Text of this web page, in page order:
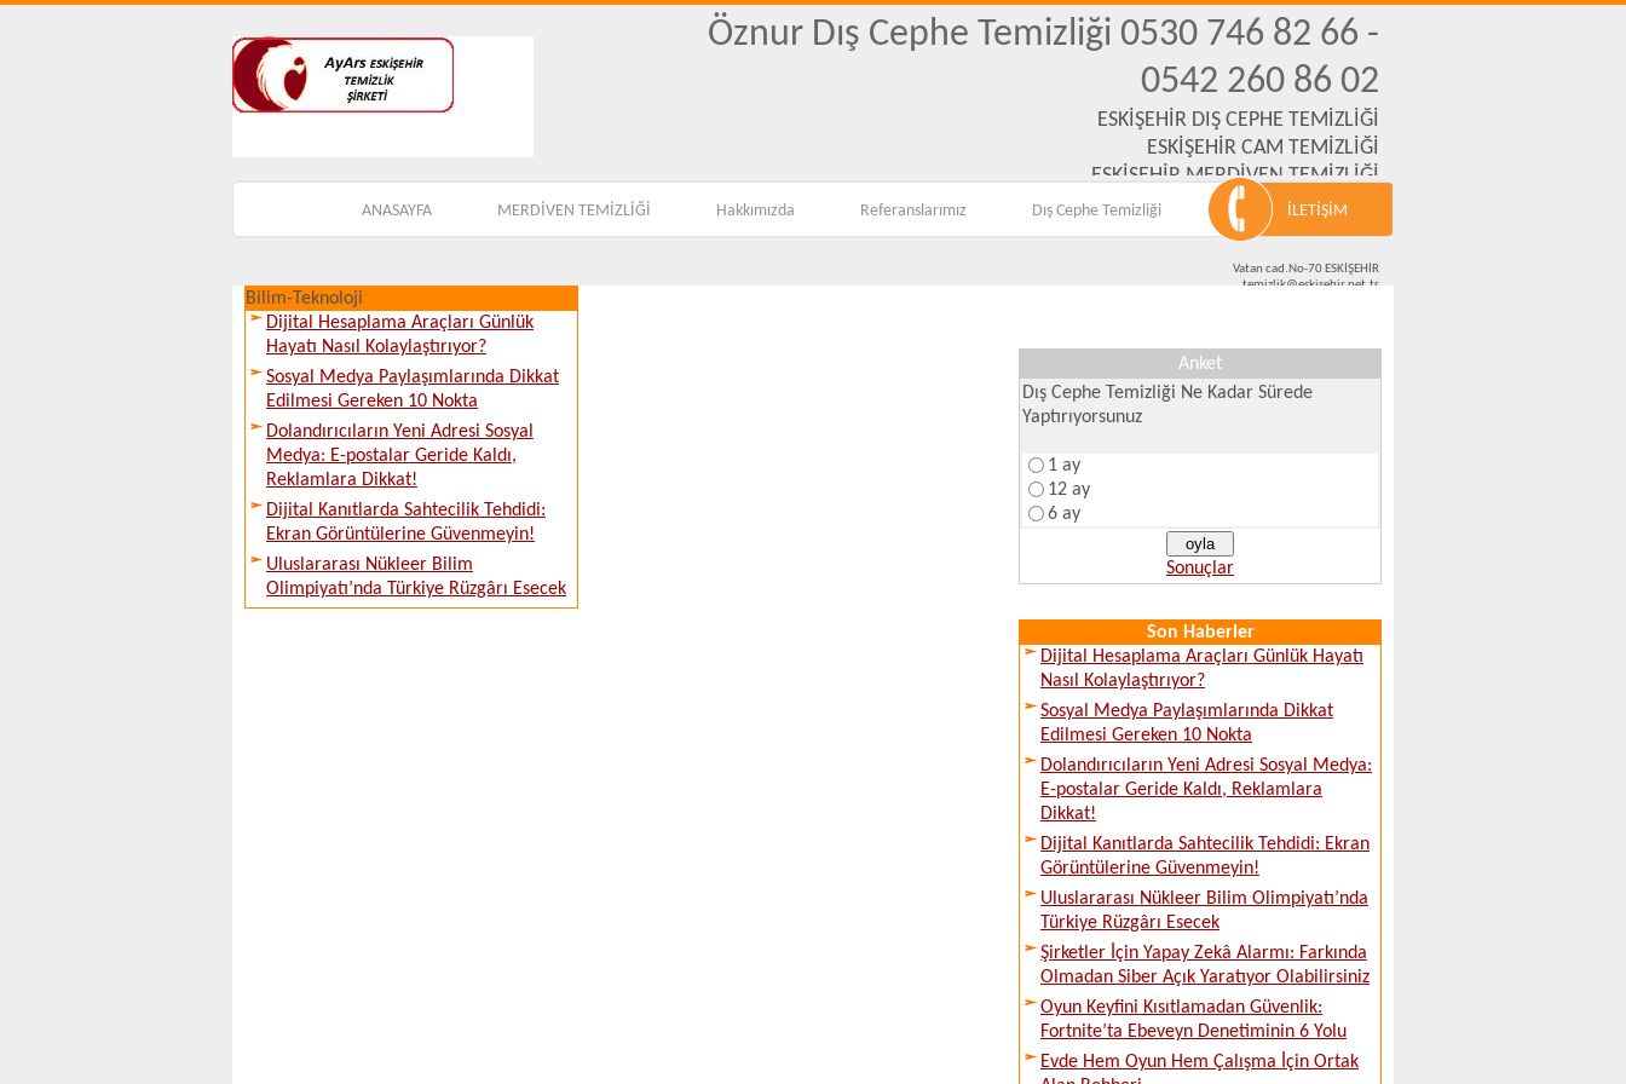
Öznur Dış Cephe Temizliği 0530 746 82 66 -
0542 260 86 02
ESKİŞEHİR DIŞ CEPHE TEMİZLİĞİ
ESKİŞEHİR CAM TEMİZLİĞİ
ESKİŞEHİR MERDİVEN TEMİZLİĞİ
KOLTUK YIKAMA,EV,İNŞAAT,OFİS,OKUL TEMİZLİKLERİ
Vatan cad.No-70 ESKİŞEHİR
temizlik@eskisehir.net.tr
ANASAYFA MERDİVEN TEMİZLİĞİ Hakkımızda Referanslarımız Dış Cephe Temizliği İLETİŞİM
Bilim-Teknoloji
Dijital Hesaplama Araçları Günlük
Hayatı Nasıl Kolaylaştırıyor?
Sosyal Medya Paylaşımlarında Dikkat
Edilmesi Gereken 10 Nokta
Dolandırıcıların Yeni Adresi Sosyal
Medya: E-postalar Geride Kaldı,
Reklamlara Dikkat!
Dijital Kanıtlarda Sahtecilik Tehdidi:
Ekran Görüntülerine Güvenmeyin!
Uluslararası Nükleer Bilim
Olimpiyatı’nda Türkiye Rüzgârı Esecek
Anket
Dış Cephe Temizliği Ne Kadar Sürede
Yaptırıyorsunuz
1 ay
12 ay
6 ay
Sonuçlar
Son Haberler
Dijital Hesaplama Araçları Günlük Hayatı
Nasıl Kolaylaştırıyor?
Sosyal Medya Paylaşımlarında Dikkat
Edilmesi Gereken 10 Nokta
Dolandırıcıların Yeni Adresi Sosyal Medya:
E-postalar Geride Kaldı, Reklamlara
Dikkat!
Dijital Kanıtlarda Sahtecilik Tehdidi: Ekran
Görüntülerine Güvenmeyin!
Uluslararası Nükleer Bilim Olimpiyatı’nda
Türkiye Rüzgârı Esecek
Şirketler İçin Yapay Zekâ Alarmı: Farkında
Olmadan Siber Açık Yaratıyor Olabilirsiniz
Oyun Keyfini Kısıtlamadan Güvenlik:
Fortnite’ta Ebeveyn Denetiminin 6 Yolu
Evde Hem Oyun Hem Çalışma İçin Ortak